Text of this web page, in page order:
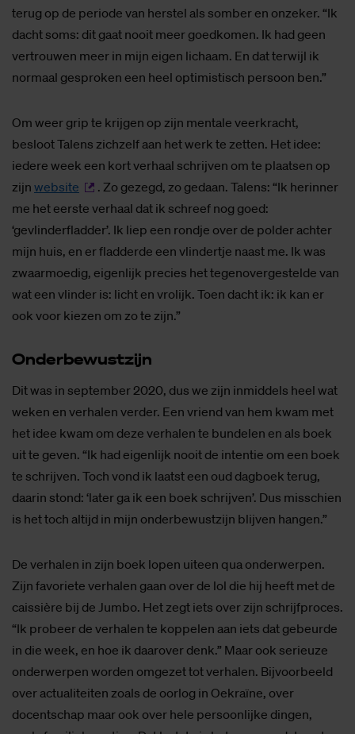
terug op de periode van herstel als somber en onzeker. “Ik
dacht soms: dit gaat nooit meer goedkomen. Ik had geen
vertrouwen meer in mijn eigen lichaam. En dat terwijl ik
normaal gesproken een heel optimistisch persoon ben.”
Om weer grip te krijgen op zijn mentale veerkracht,
besloot Talens zichzelf aan het werk te zetten. Het idee:
iedere week een kort verhaal schrijven om te plaatsen op
zijn website
. Zo gezegd, zo gedaan. Talens: “Ik herinner
me het eerste verhaal dat ik schreef nog goed:
‘gevlinderfladder’. Ik liep een rondje over de polder achter
mijn huis, en er fladderde een vlindertje naast me. Ik was
zwaarmoedig, eigenlijk precies het tegenovergestelde van
wat een vlinder is: licht en vrolijk. Toen dacht ik: ik kan er
ook voor kiezen om zo te zijn.”
On­der­be­wust­zijn
Dit was in september 2020, dus we zijn inmiddels heel wat
weken en verhalen verder. Een vriend van hem kwam met
het idee kwam om deze verhalen te bundelen en als boek
uit te geven. “Ik had eigenlijk nooit de intentie om een boek
te schrijven. Toch vond ik laatst een oud dagboek terug,
daarin stond: ‘later ga ik een boek schrijven’. Dus misschien
is het toch altijd in mijn onderbewustzijn blijven hangen.”
De verhalen in zijn boek lopen uiteen qua onderwerpen.
Zijn favoriete verhalen gaan over de lol die hij heeft met de
caissière bij de Jumbo. Het zegt iets over zijn schrijfproces.
“Ik probeer de verhalen te koppelen aan iets dat gebeurde
in die week, en hoe ik daarover denk.” Maar ook serieuze
onderwerpen worden omgezet tot verhalen. Bijvoorbeeld
over actualiteiten zoals de oorlog in Oekraïne, over
docentschap maar ook over hele persoonlijke dingen,